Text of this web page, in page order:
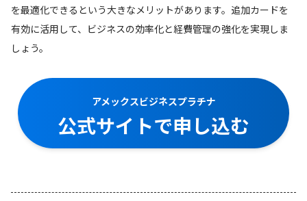
を最適化できるという大きなメリットがあります。追加カードを
有効に活用して、ビジネスの効率化と経費管理の強化を実現しま
しょう。
アメックスビジネスプラチナ
公式サイトで申し込む